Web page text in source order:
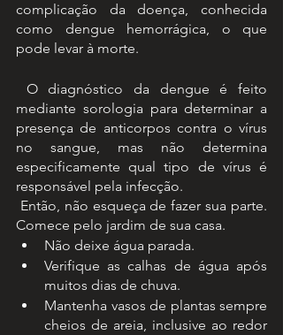
complicação da doença, conhecida
como dengue hemorrágica, o que
pode levar à morte.
mediante sorologia para determinar a
presença de anticorpos contra o vírus
no sangue, mas não determina
especificamente qual tipo de vírus é
responsável pela infecção.
Comece pelo jardim de sua casa.
Não deixe água parada.
Verifique as calhas de água após
muitos dias de chuva.
Mantenha vasos de plantas sempre
cheios de areia, inclusive ao redor